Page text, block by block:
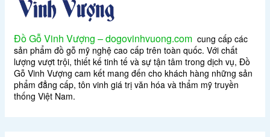
Đồ Gỗ Vinh Vượng – dogovinhvuong.com cung cấp các
sản phẩm đồ gỗ mỹ nghệ cao cấp trên toàn quốc. Với chất
lượng vượt trội, thiết kế tinh tế và sự tận tâm trong dịch vụ, Đồ
Gỗ Vinh Vượng cam kết mang đến cho khách hàng những sản
phẩm đẳng cấp, tôn vinh giá trị văn hóa và thẩm mỹ truyền
thống Việt Nam.